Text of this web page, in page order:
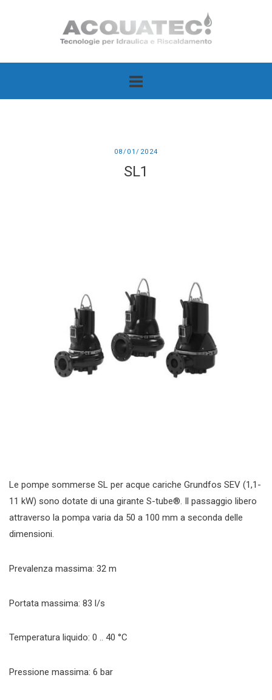
Home
08/01/2024
SL1
Le pompe sommerse SL per acque cariche Grundfos SEV (1,1-
11 kW) sono dotate di una girante S-tube®. Il passaggio libero
attraverso la pompa varia da 50 a 100 mm a seconda delle
dimensioni.
Prevalenza massima: 32 m
Portata massima: 83 l/s
Temperatura liquido: 0 .. 40 °C
Pressione massima: 6 bar